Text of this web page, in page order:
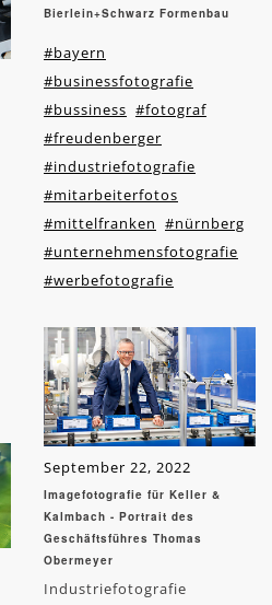
Bierlein+Schwarz Formenbau
#bayern
#businessfotografie
#bussiness #fotograf
#freudenberger
#industriefotografie
#mitarbeiterfotos
#mittelfranken #nürnberg
#unternehmensfotografie
#werbefotografie
September 22, 2022
Imagefotografie für Keller &
Kalmbach - Portrait des
Geschäftsführes Thomas
Obermeyer
Industriefotografie